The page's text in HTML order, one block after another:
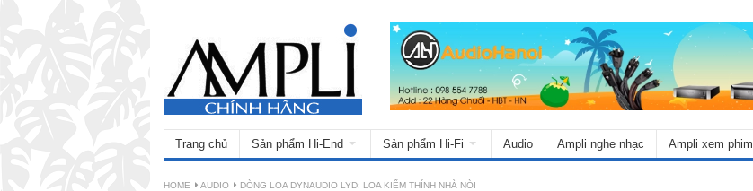
Trang chủ Sản phẩm Hi-End Sản phẩm Hi-Fi Audio Ampli nghe nhạc Ampli xem phim
HOME AUDIO DÒNG LOA DYNAUDIO LYD: LOA KIỂM THÍNH NHÀ NÒI